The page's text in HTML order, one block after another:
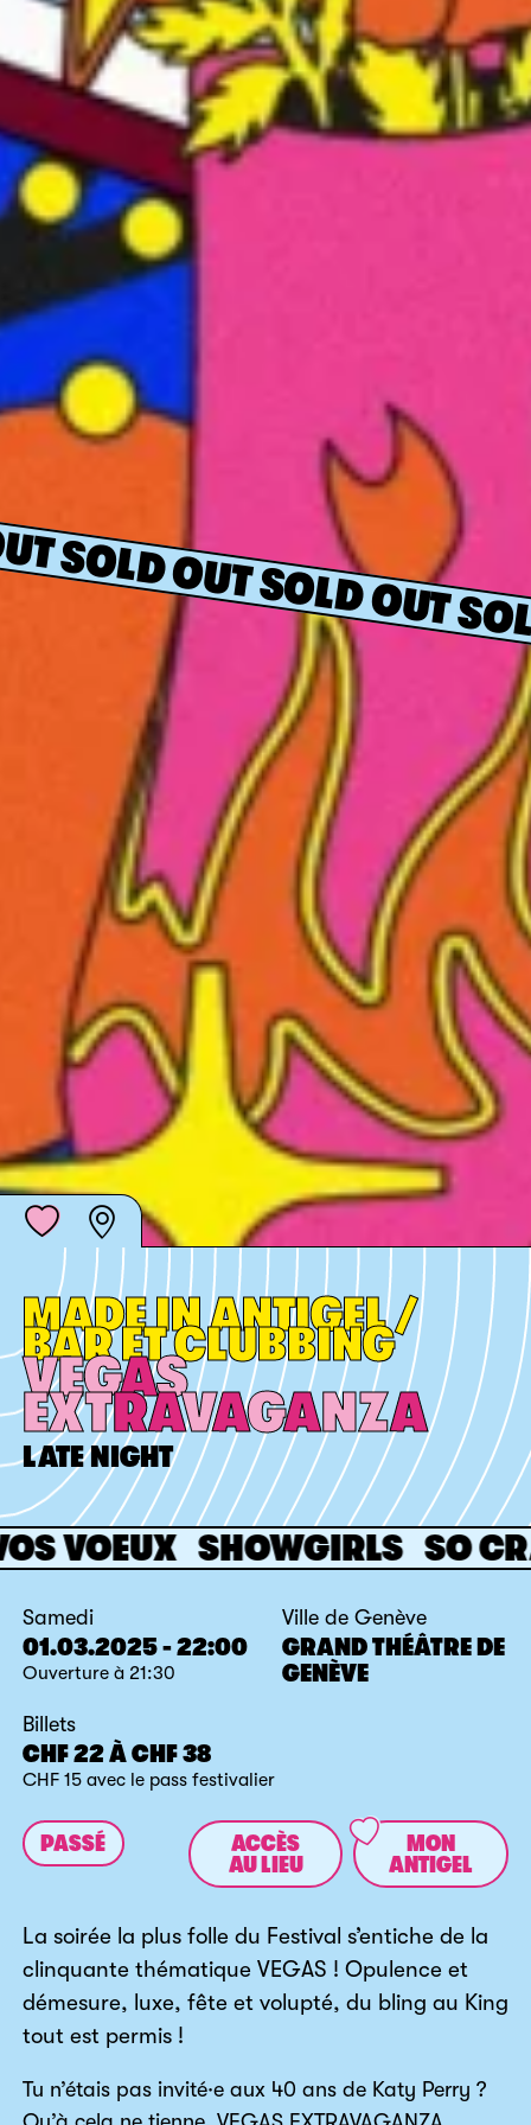
OUT SOLD OUT
MADE IN ANTIGEL /
BAR ET CLUBBING
VEGAS
EXTRAVAGANZA
LATE NIGHT
VOEUX SHOWGIRLS SO
Samedi
01.03.2025 - 22:00
Ouverture à 21:30
Ville de Genève
GRAND THÉÂTRE DE
GENÈVE
Billets
CHF 22 À CHF 38
CHF 15 avec le pass festivalier
PASSÉ
ACCÈS
AU LIEU
MON
ANTIGEL
La soirée la plus folle du Festival s’entiche de la
clinquante thématique VEGAS ! Opulence et
démesure, luxe, fête et volupté, du bling au King
tout est permis !
Tu n’étais pas invité·e aux 40 ans de Katy Perry ?